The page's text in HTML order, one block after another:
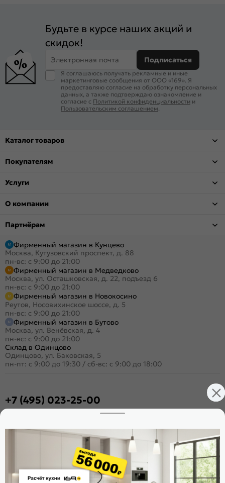
Будьте в курсе наших акций и
скидок!
Электронная почта Подписаться
Я соглашаюсь получать рекламные и иные
маркетинговые сообщения от ООО «169». Я
предоставляю согласие на обработку персональных
данных, а также подтверждаю ознакомление и
согласие с Политикой конфиденциальности и
Пользовательским соглашением.
Каталог товаров
Покупателям
Услуги
О компании
Партнёрам
Фирменный магазин в Кунцево
Москва, Кутузовский проспект, д. 88
пн-вс: с 9:00 до 21:00
Фирменный магазин в Медведково
Москва, ул. Осташковская, д. 22, подъезд 6
пн-вс: с 9:00 до 21:00
Фирменный магазин в Новокосино
Реутов, Носовихинское шоссе, д. 5
пн-вс: с 9:00 до 21:00
Фирменный магазин в Бутово
Москва, ул. Венёвская, д. 4
пн-вс: с 9:00 до 21:00
Склад в Одинцово
Одинцово, ул. Баковская, 5
пн-пт: с 9:00 до 19:30 / сб-вс: с 9:00 до 18:00
+7 (495) 023-25-00
Стать дилером
Поделиться
Оцените магазин